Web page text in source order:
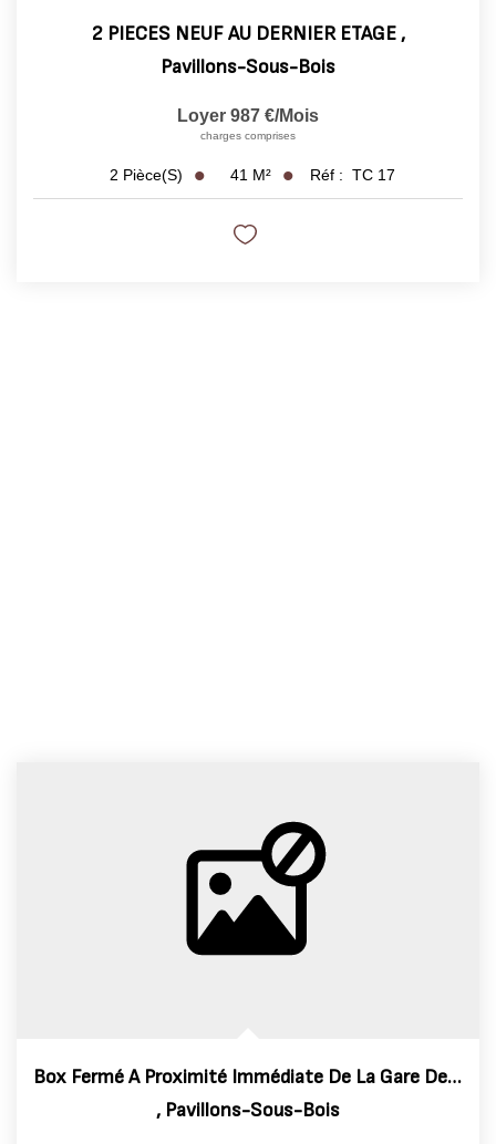
2 PIECES NEUF AU DERNIER ETAGE ,
Pavillons-Sous-Bois
Loyer 987 €/mois
charges comprises
2 Pièce(s) 41 M² Réf : TC 17
Box Fermé A Proximité Immédiate De La Gare Des Pavillons Sou
, Pavillons-Sous-Bois